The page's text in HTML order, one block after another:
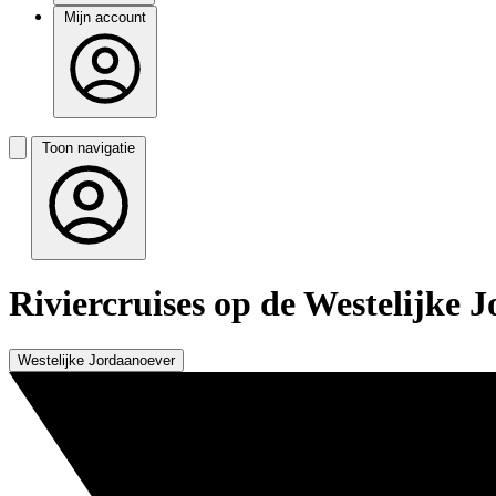
Mijn account
Toon navigatie
Riviercruises op de Westelijke
Westelijke Jordaanoever